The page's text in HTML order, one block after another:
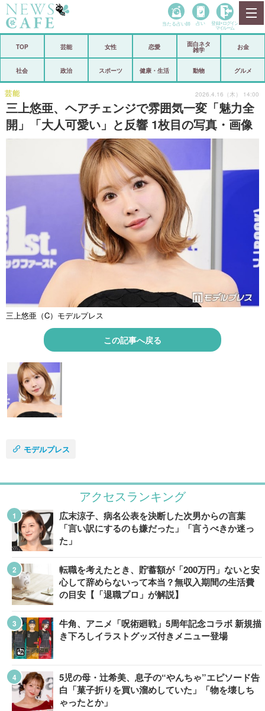
政治
芸能 スポーツ
ビックリ
コメントポスト アリ／ナシ
ショップ
登録・ログイン/マイルーム
当たる占い師 占い 登録• ログイン
マイルーム
TOP 芸能 女性 恋愛
面白ネタ
雑学
お金
社会 政治 スポーツ 健康・生活 動物 グルメ
三上悠亜、ヘアチェンジで雰囲気一変「魅力全
開」「大人可愛い」と反響 1枚目の写真・画像
芸能 2026.4.16（木） 14:00
三上悠亜（C）モデルプレス
この記事へ戻る
モデルプレス
アクセスランキング
広末涼子、病名公表を決断した次男からの言葉
「言い訳にするのも嫌だった」「言うべきか迷っ
た」
転職を考えたとき、貯蓄額が「200万円」ないと安
心して辞めらないって本当？無収入期間の生活費
の目安【「退職プロ」が解説】
牛角、アニメ「呪術廻戦」5周年記念コラボ 新規描
き下ろしイラストグッズ付きメニュー登場
5児の母・辻希美、息子の“やんちゃ”エピソード告
白「菓子折りを買い溜めしていた」「物を壊しち
ゃったとか」